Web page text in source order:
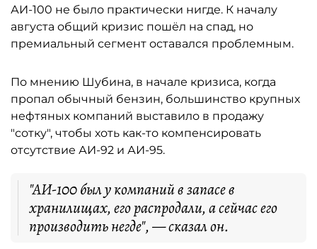
АИ-100 не было практически нигде. К началу
августа общий кризис пошёл на спад, но
премиальный сегмент оставался проблемным.
По мнению Шубина, в начале кризиса, когда
пропал обычный бензин, большинство крупных
нефтяных компаний выставило в продажу
"сотку", чтобы хоть как-то компенсировать
отсутствие АИ-92 и АИ-95.
"АИ-100 был у компаний в запасе в
хранилищах, его распродали, а сейчас его
производить негде", — сказал он.